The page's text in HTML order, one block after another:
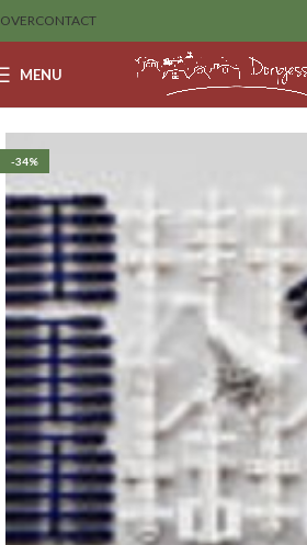
OVERCONTACT
MENU
-34%